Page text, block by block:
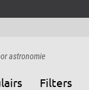
astronomie
Filters